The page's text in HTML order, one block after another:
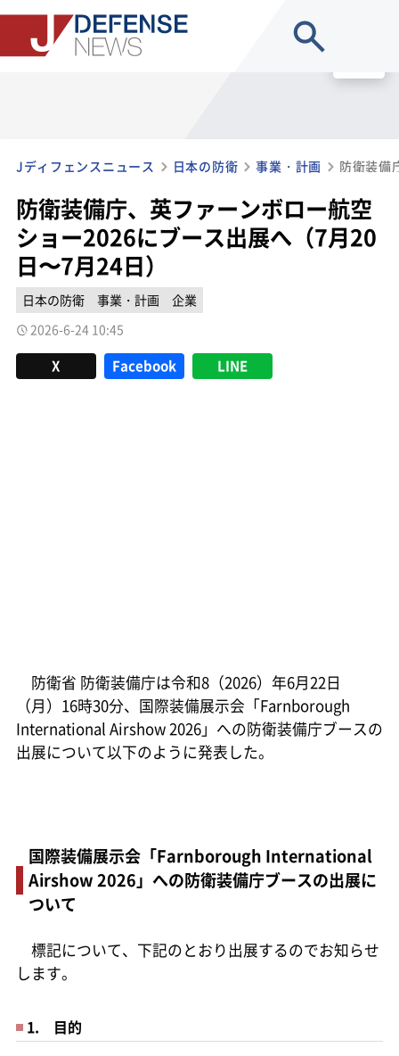
Jディフェンスニュース 日本の防衛 事業・計画
防衛装備庁、英ファーンボロー航空
ショー2026にブース出展へ（7月20
日〜7月24日）
日本の防衛 事業・計画
企業
2026-6-24 10:45
X Facebook LINE
防衛省 防衛装備庁は令和8（2026）年6月22日
（月）16時30分、国際装備展示会「Farnborough
International Airshow 2026」への防衛装備庁ブースの
出展について以下のように発表した。
国際装備展示会「Farnborough International
Airshow 2026」への防衛装備庁ブースの出展に
ついて
標記について、下記のとおり出展するのでお知らせ
します。
1. 目的